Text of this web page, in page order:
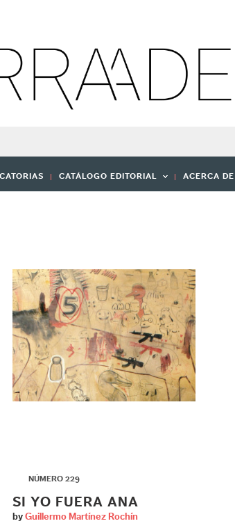
CATÁLOGO EDITORIAL ACERCA DE
NÚMERO 229
SI YO FUERA ANA
by Guillermo Martínez Rochín